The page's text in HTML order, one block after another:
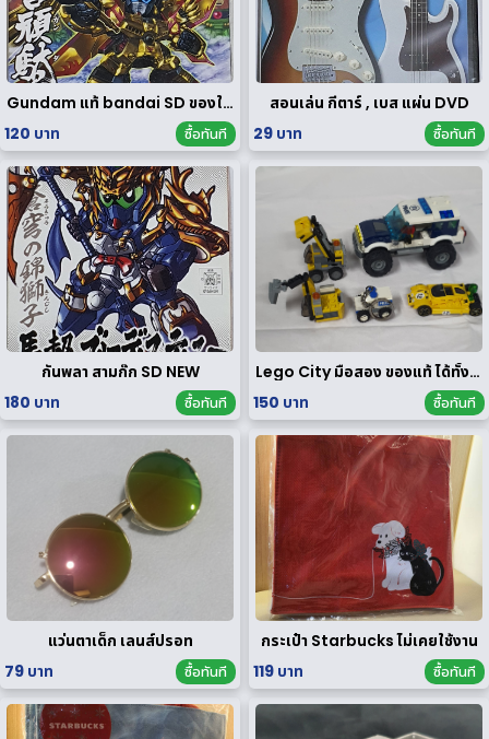
Gundam แท้ bandai SD ของใหม่
120 บาท
ซื้อทันที
สอนเล่น กีตาร์ , เบส แผ่น DVD
29 บาท
ซื้อทันที
กันพลา สามก๊ก SD NEW
180 บาท
ซื้อทันที
Lego City มือสอง ของแท้ ได้ทั้งหมดตามรูป
150 บาท
ซื้อทันที
แว่นตาเด็ก เลนส์ปรอท
79 บาท
ซื้อทันที
กระเป๋า Starbucks ไม่เคยใช้งาน
119 บาท
ซื้อทันที